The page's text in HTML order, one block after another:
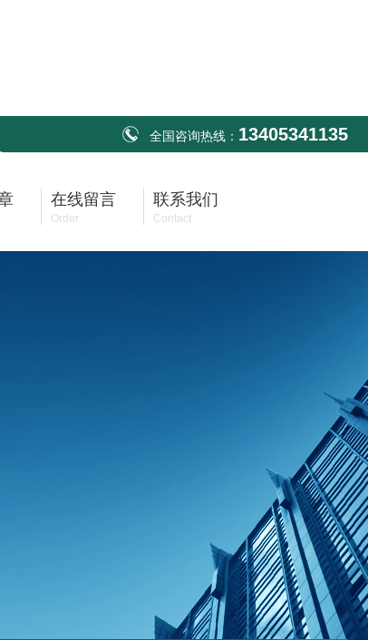
全国咨询热线： 13405341135
在线留言
Order
联系我们
Contact